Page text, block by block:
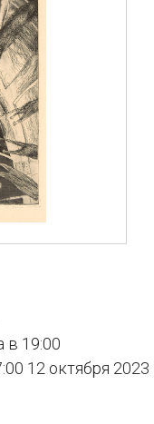
в 19:00
12 октября 2023